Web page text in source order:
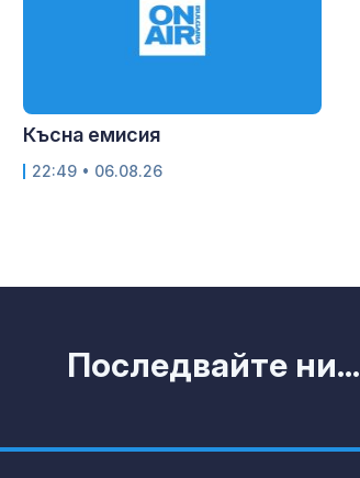
Късна емисия
22:49 • 06.08.26
Последвайте ни...